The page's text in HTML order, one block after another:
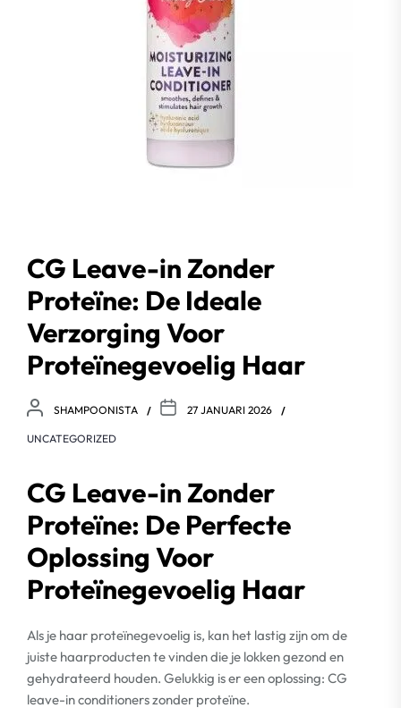
CG Leave-in Zonder
Proteïne: De Ideale
Verzorging Voor
Proteïnegevoelig Haar
SHAMPOONISTA 27 JANUARI 2026
UNCATEGORIZED
CG Leave-in Zonder
Proteïne: De Perfecte
Oplossing Voor
Proteïnegevoelig Haar
Als je haar proteïnegevoelig is, kan het lastig zijn om de
juiste haarproducten te vinden die je lokken gezond en
gehydrateerd houden. Gelukkig is er een oplossing: CG
leave-in conditioners zonder proteïne.